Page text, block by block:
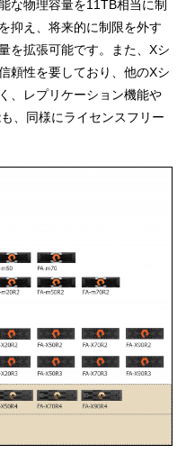
な物理容量を11TB相当に制
抑え、将来的に制限を外す
を拡張可能です。また、Xシ
頼性を要しており、他のXシ
、レプリケーション機能や
、同様にライセンスフリー